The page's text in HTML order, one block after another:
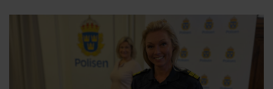
tillsammans skrivit bokenInnovationspsykologi. Nyckeln till
det kreativa ledarskapet
som utifrån vetenskap och exempel